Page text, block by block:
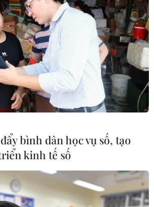
bại sau trận hòa
nhà Thái Lan
ASEAN Cup: Thái
tre", thách thức
Philippines vs
Pang treo thưởng
quyết thắng
bình dân học vụ số, tạo
kinh tế số